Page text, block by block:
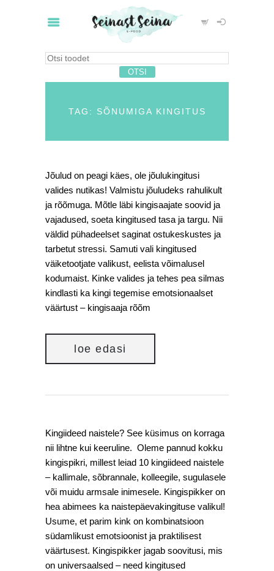
TAG: SÕNUMIGA KINGITUS
Jõulud on peagi käes, ole jõulukingitusi
valides nutikas! Valmistu jõuludeks rahulikult
ja rõõmuga. Mõtle läbi kingisaajate soovid ja
vajadused, soeta kingitused tasa ja targu. Nii
väldid pühadeelset saginat ostukeskustes ja
tarbetut stressi. Samuti vali kingitused
väiketootjate valikust, eelista võimalusel
kodumaist. Kinke valides ja tehes pea silmas
kindlasti ka kingi tegemise emotsionaalset
väärtust – kingisaaja rõõm
loe edasi
Kingiideed naistele? See küsimus on korraga
nii lihtne kui keeruline. Oleme pannud kokku
kingispikri, millest leiad 10 kingiideed naistele
– kallimale, sõbrannale, kolleegile, sugulasele
või muidu armsale inimesele. Kingispikker on
hea abimees ka naistepäevakingituse valikul!
Usume, et parim kink on kombinatsioon
südamlikust emotsioonist ja praktilisest
väärtusest. Kingispikker jagab soovitusi, mis
on universaalsed – need kingitused